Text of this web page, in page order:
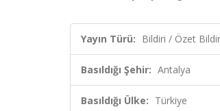
Yayın Türü: Bildiri / Özet
Basıldığı Şehir: Antalya
Basıldığı Ülke: Türkiye